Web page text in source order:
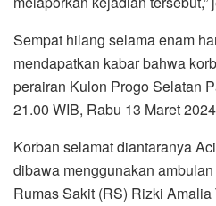
Sempat hilang selama enam
mendapatkan kabar bahwa
perairan Kulon Progo Selatan
21.00 WIB, Rabu 13 Maret
Korban selamat diantaranya
dibawa menggunakan
Rumas Sakit (RS) Rizki Amalia